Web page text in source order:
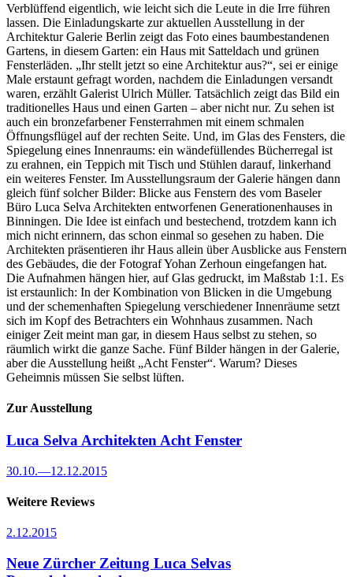
Verblüffend eigentlich, wie leicht sich die Leute in die Irre führen
lassen. Die Einladungskarte zur aktuellen Ausstellung in der
Architektur Galerie Berlin zeigt das Foto eines baumbestandenen
Gartens, in diesem Garten: ein Haus mit Satteldach und grünen
Fensterläden. „Ihr stellt jetzt so eine Architektur aus?“, sei er einige
Male erstaunt gefragt worden, nachdem die Einladungen versandt
waren, erzählt Galerist Ulrich Müller. Tatsächlich zeigt das Bild ein
traditionelles Haus und einen Garten – aber nicht nur. Zu sehen ist
auch ein bronzefarbener Fensterrahmen mit einem schmalen
Öffnungsflügel auf der rechten Seite. Und, im Glas des Fensters, die
Spiegelung eines Innenraums: ein wändefüllendes Bücherregal ist
zu erahnen, ein Teppich mit Tisch und Stühlen darauf, linkerhand
ein weiteres Fenster. Im Ausstellungsraum der Galerie hängen dann
gleich fünf solcher Bilder: Blicke aus Fenstern des vom Baseler
Büro Luca Selva Architekten entworfenen Generationenhauses in
Binningen. Die Idee ist einfach und bestechend, trotzdem kann ich
mich nicht erinnern, das schon einmal so gesehen zu haben. Die
Architekten präsentieren ihr Haus allein über Ausblicke aus Fenstern
des Gebäudes, die der Fotograf Yohan Zerhoun eingefangen hat.
Die Aufnahmen hängen hier, auf Glas gedruckt, im Maßstab 1:1. Es
ist erstaunlich: In der Kombination von Blicken in die Umgebung
und der schemenhaften Spiegelung verschiedener Innenräume setzt
sich im Kopf des Betrachters ein Wohnhaus zusammen. Nach
einiger Zeit meint man gar, in diesem Haus selbst zu stehen, so
räumlich wirkt die ganze Sache. Fünf Bilder hängen in der Galerie,
aber die Ausstellung heißt „Acht Fenster“. Warum? Dieses
Geheimnis müssen Sie selbst lüften.
Zur Ausstellung
Luca Selva Architekten Acht Fenster
30.10.—12.12.2015
Weitere Reviews
2.12.2015
Neue Zürcher Zeitung Luca Selvas